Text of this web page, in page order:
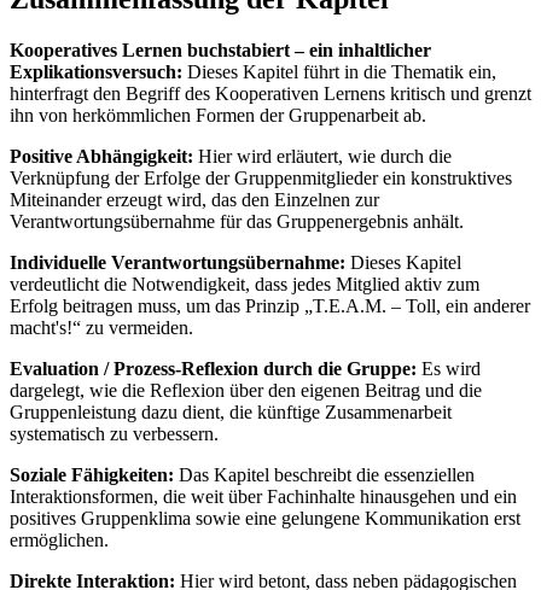
Kooperatives Lernen buchstabiert – ein inhaltlicher
Explikationsversuch: Dieses Kapitel führt in die Thematik ein,
hinterfragt den Begriff des Kooperativen Lernens kritisch und grenzt
ihn von herkömmlichen Formen der Gruppenarbeit ab.
Positive Abhängigkeit: Hier wird erläutert, wie durch die
Verknüpfung der Erfolge der Gruppenmitglieder ein konstruktives
Miteinander erzeugt wird, das den Einzelnen zur
Verantwortungsübernahme für das Gruppenergebnis anhält.
Individuelle Verantwortungsübernahme: Dieses Kapitel
verdeutlicht die Notwendigkeit, dass jedes Mitglied aktiv zum
Erfolg beitragen muss, um das Prinzip „T.E.A.M. – Toll, ein anderer
macht's!“ zu vermeiden.
Evaluation / Prozess-Reflexion durch die Gruppe: Es wird
dargelegt, wie die Reflexion über den eigenen Beitrag und die
Gruppenleistung dazu dient, die künftige Zusammenarbeit
systematisch zu verbessern.
Soziale Fähigkeiten: Das Kapitel beschreibt die essenziellen
Interaktionsformen, die weit über Fachinhalte hinausgehen und ein
positives Gruppenklima sowie eine gelungene Kommunikation erst
ermöglichen.
Direkte Interaktion: Hier wird betont, dass neben pädagogischen